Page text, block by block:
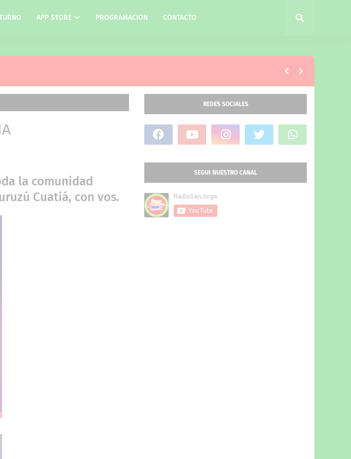
APP STORE PROGRAMACION CONTACTO
la comunidad
Cuatiá, con vos.
REDES SOCIALES
SEGUI NUESTRO CANAL